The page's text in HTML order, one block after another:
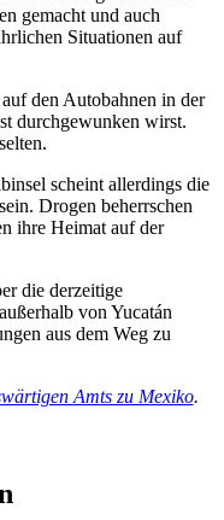
gemacht und auch
Situationen auf
den Autobahnen in der
durchgewunken wirst.
scheint allerdings die
Drogen beherrschen
ihre Heimat auf der
die derzeitige
von Yucatán
aus dem Weg zu
Amts zu Mexiko.